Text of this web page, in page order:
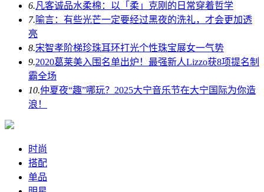
6.凡客诚品水柔棉：以「柔」克刚的日常穿着哲学
7.喻言：有些光芒一定要经过黑夜的洗礼，才会更加透
亮
8.宋智孝阶梯珍珠耳环打光个性珠宝展女一气势
9.2020葛莱美入围名单出炉！最强新人Lizzo获8项提名制
霸全场
10.仲夏夜“趣”哪玩？2025大宁音乐节在大宁国际为你造
浪！
时尚
搭配
单品